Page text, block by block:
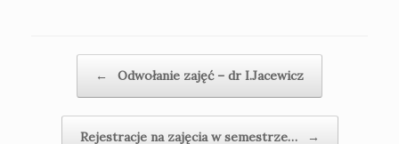
← Odwołanie zajęć – dr I.Jacewicz
Rejestracje na zajęcia w semestrze… →